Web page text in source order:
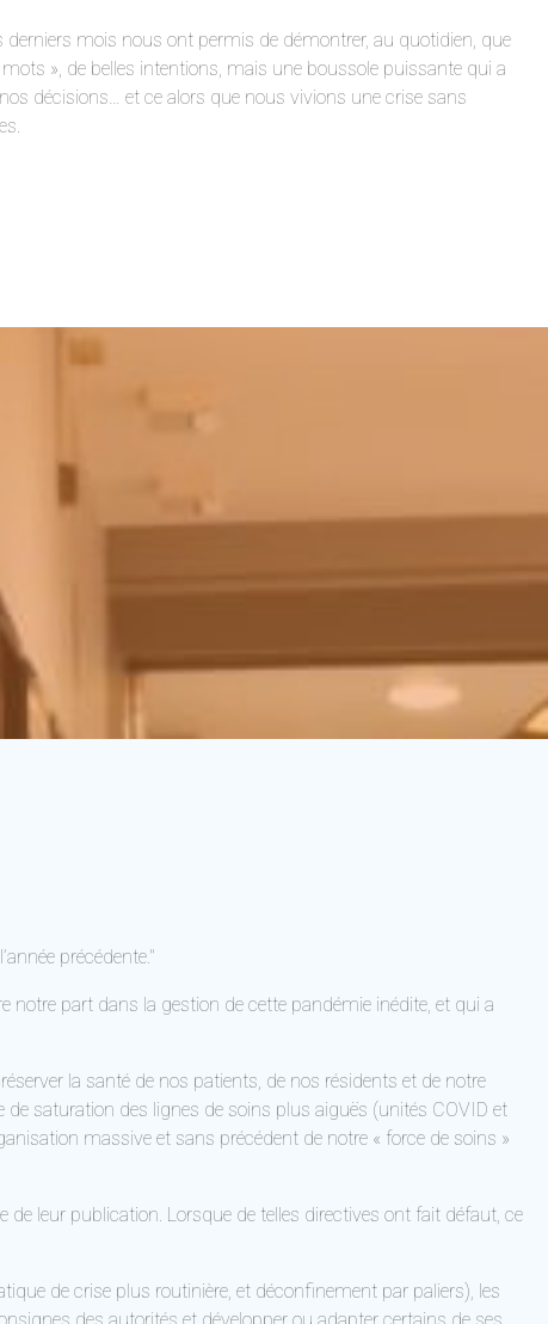
mois nous ont permis de démontrer, au quotidien, que
», de belles intentions, mais une boussole puissante qui a
décisions… et ce alors que nous vivions une crise sans
précédente."
notre part dans la gestion de cette pandémie inédite, et qui a
la santé de nos patients, de nos résidents et de notre
saturation des lignes de soins plus aiguës (unités COVID et
massive et sans précédent de notre « force de soins »
leur publication. Lorsque de telles directives ont fait défaut, ce
de crise plus routinière, et déconfinement par paliers), les